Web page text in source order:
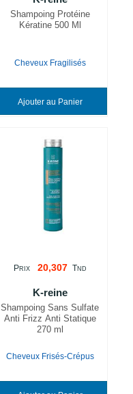
Shampoing Protéine
Kératine 500 Ml
Cheveux Fragilisés
Ajouter au Panier
PRIX 20,307 TND
K-reine
Shampoing Sans Sulfate
Anti Frizz Anti Statique
270 ml
Cheveux Frisés-Crépus